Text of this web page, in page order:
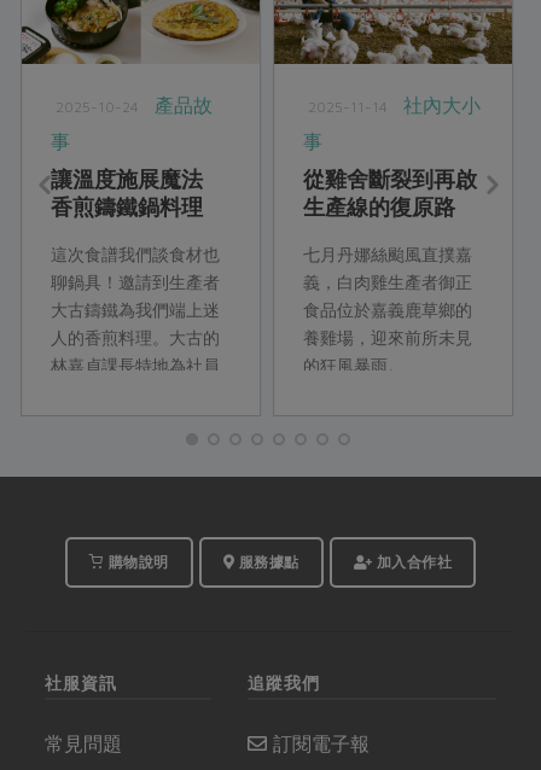
2025-10-24
產品故
事
讓溫度施展魔法
香煎鑄鐵鍋料理
這次食譜我們談食材也
聊鍋具！邀請到生產者
大古鑄鐵為我們端上迷
人的香煎料理。大古的
林嘉貞課長特地為社員
料理的林晏徹經理示
範。鹽麴烘蛋運用友善
動物福利蛋，加上有機
而善糧白肉雞肉質Q
彈，以鑄鐵炒鍋將雞腿
津。
2025-11-14
社內大小
事
從雞舍斷裂到再啟
生產線的復原路
韌性
七月丹娜絲颱風直撲嘉
義，白肉雞生產者御正
食品位於嘉義鹿草鄉的
養雞場，迎來前所未見
的狂風暴雨。
購物說明 服務據點 加入合作社
社服資訊
常見問題
追蹤我們
訂閱電子報